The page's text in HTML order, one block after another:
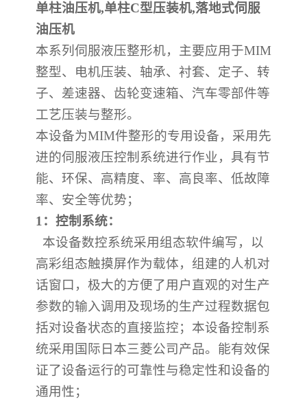
单柱油压机,单柱C型压装机,落地式伺服
油压机
本系列伺服液压整形机，主要应用于MIM
整型、电机压装、轴承、衬套、定子、转
子、差速器、齿轮变速箱、汽车零部件等
工艺压装与整形。
本设备为MIM件整形的专用设备，采用先
进的伺服液压控制系统进行作业，具有节
能、环保、高精度、率、高良率、低故障
率、安全等优势；
1：控制系统：
本设备数控系统采用组态软件编写，以
高彩组态触摸屏作为载体，组建的人机对
话窗口，极大的方便了用户直观的对生产
参数的输入调用及现场的生产过程数据包
括对设备状态的直接监控；本设备控制系
统采用国际日本三菱公司产品。能有效保
证了设备运行的可靠性与稳定性和设备的
通用性；